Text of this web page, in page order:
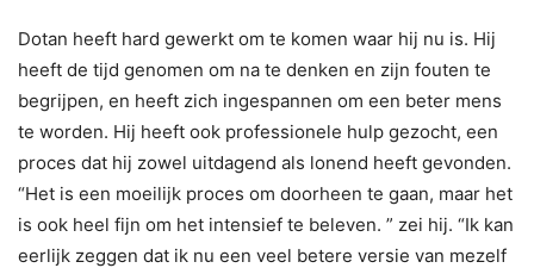
Dotan heeft hard gewerkt om te komen waar hij nu is. Hij
heeft de tijd genomen om na te denken en zijn fouten te
begrijpen, en heeft zich ingespannen om een beter mens
te worden. Hij heeft ook professionele hulp gezocht, een
proces dat hij zowel uitdagend als lonend heeft gevonden.
“Het is een moeilijk proces om doorheen te gaan, maar het
is ook heel fijn om het intensief te beleven. ” zei hij. “Ik kan
eerlijk zeggen dat ik nu een veel betere versie van mezelf